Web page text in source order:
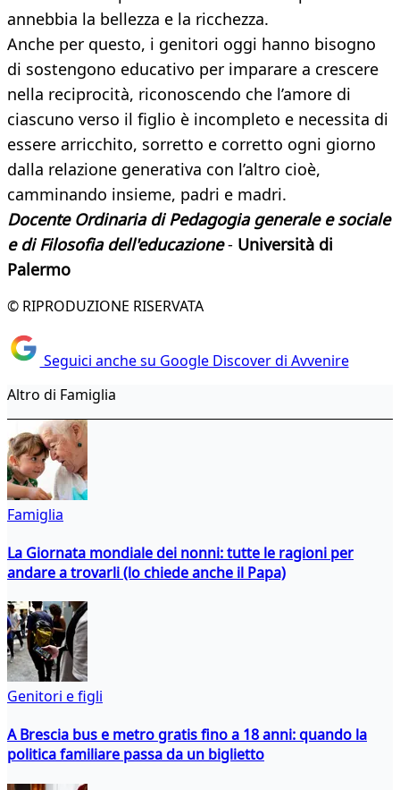
annebbia la bellezza e la ricchezza.
Anche per questo, i genitori oggi hanno bisogno
di sostengono educativo per imparare a crescere
nella reciprocità, riconoscendo che l’amore di
ciascuno verso il figlio è incompleto e necessita di
essere arricchito, sorretto e corretto ogni giorno
dalla relazione generativa con l’altro cioè,
camminando insieme, padri e madri.
Docente Ordinaria di Pedagogia generale e sociale
e di Filosofia dell'educazione- Università di
Palermo
© RIPRODUZIONE RISERVATA
Seguici anche su Google Discover di Avvenire
Altro di Famiglia
Famiglia
La Giornata mondiale dei nonni: tutte le ragioni per
andare a trovarli (lo chiede anche il Papa)
Genitori e figli
A Brescia bus e metro gratis fino a 18 anni: quando la
politica familiare passa da un biglietto